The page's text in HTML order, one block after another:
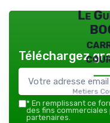
Le
Metiers
Téléchargez
* En remplissant ce
des fins
partenaires.